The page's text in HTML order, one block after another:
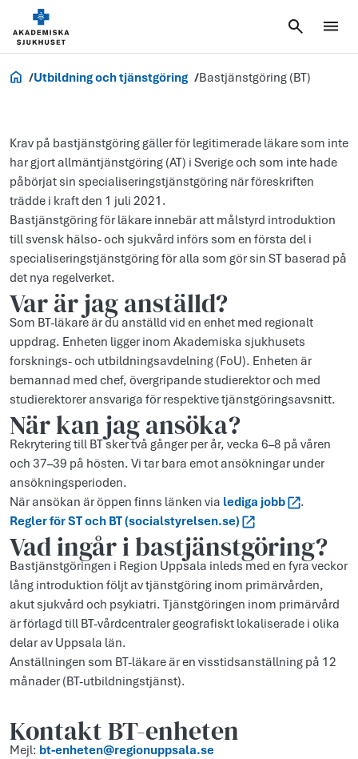
Jobb och utbildning
Utbildning och tjänstgöring Bastjänstgöring (BT)
Krav på bastjänstgöring gäller för legitimerade läkare som inte
har gjort allmäntjänstgöring (AT) i Sverige och som inte hade
påbörjat sin specialiseringstjänstgöring när föreskriften
trädde i kraft den 1 juli 2021.
Bastjänstgöring för läkare innebär att målstyrd introduktion
till svensk hälso- och sjukvård införs som en första del i
specialiseringstjänstgöring för alla som gör sin ST baserad på
det nya regelverket.
Var är jag anställd?
Som BT-läkare är du anställd vid en enhet med regionalt
uppdrag. Enheten ligger inom Akademiska sjukhusets
forsknings- och utbildningsavdelning (FoU). Enheten är
bemannad med chef, övergripande studierektor och med
studierektorer ansvariga för respektive tjänstgöringsavsnitt.
När kan jag ansöka?
Rekrytering till BT sker två gånger per år, vecka 6–8 på våren
och 37–39 på hösten. Vi tar bara emot ansökningar under
ansökningsperioden.
När ansökan är öppen finns länken via lediga jobb
.
Regler för ST och BT (socialstyrelsen.se)
Vad ingår i bastjänstgöring?
Bastjänstgöringen i Region Uppsala inleds med en fyra veckor
lång introduktion följt av tjänstgöring inom primärvården,
akut sjukvård och psykiatri. Tjänstgöringen inom primärvård
är förlagd till BT-vårdcentraler geografiskt lokaliserade i olika
delar av Uppsala län.
Anställningen som BT-läkare är en visstidsanställning på 12
månader (BT-utbildningstjänst).
Kontakt BT-enheten
Mejl: bt-enheten@regionuppsala.se